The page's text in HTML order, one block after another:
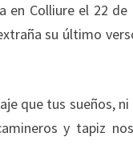
en Colliure el 22
su último
que tus sueños,
y tapiz